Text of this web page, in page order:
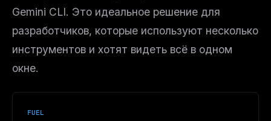
Gemini CLI. Это идеальное решение для
разработчиков, которые используют несколько
инструментов и хотят видеть всё в одном
окне.
FUEL